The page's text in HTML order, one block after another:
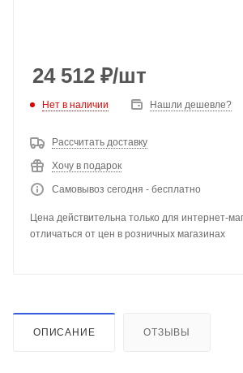
24 512 ₽/шт
Нет в наличии Нашли дешевле?
Рассчитать доставку
Хочу в подарок
Самовывоз сегодня - бесплатно
Цена действительна только для интернет-
отличаться от цен в розничных магазинах
ОПИСАНИЕ ОТЗЫВЫ